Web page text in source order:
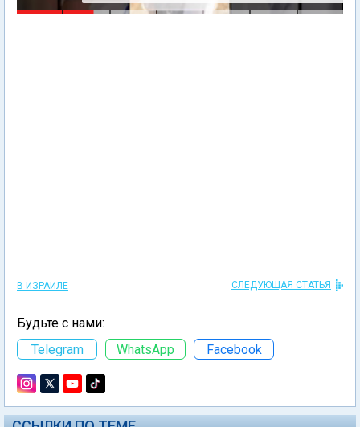
В ИЗРАИЛЕ СЛЕДУЮЩАЯ СТАТЬЯ
Будьте с нами:
Telegram
WhatsApp Facebook